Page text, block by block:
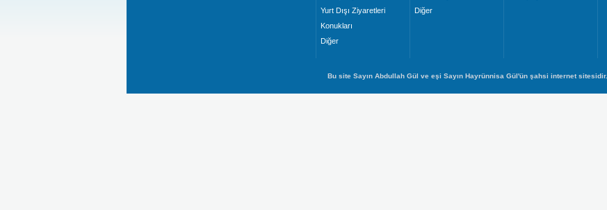
Yurt Dışı Ziyaretleri
Konukları
Diğer
Diğer
Bu site Sayın Abdullah Gül ve eşi Sayın Hayrünnisa Gül'ün şahsi internet sitesidir.